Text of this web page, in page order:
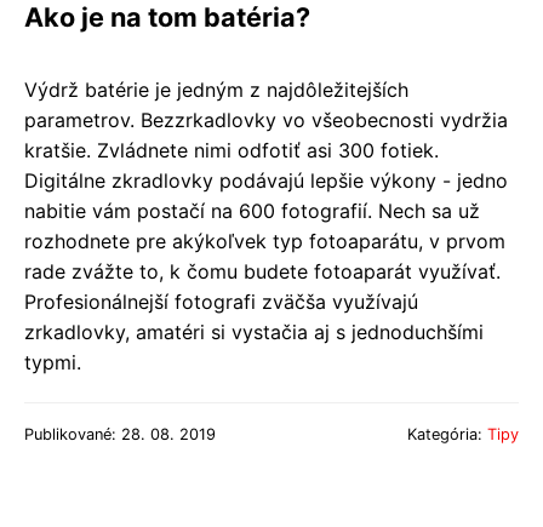
Ako je na tom batéria?
Výdrž batérie je jedným z najdôležitejších
parametrov. Bezzrkadlovky vo všeobecnosti vydržia
kratšie. Zvládnete nimi odfotiť asi 300 fotiek.
Digitálne zkradlovky podávajú lepšie výkony - jedno
nabitie vám postačí na 600 fotografií. Nech sa už
rozhodnete pre akýkoľvek typ fotoaparátu, v prvom
rade zvážte to, k čomu budete fotoaparát využívať.
Profesionálnejší fotografi zväčša využívajú
zrkadlovky, amatéri si vystačia aj s jednoduchšími
typmi.
Publikované: 28. 08. 2019 Kategória: Tipy